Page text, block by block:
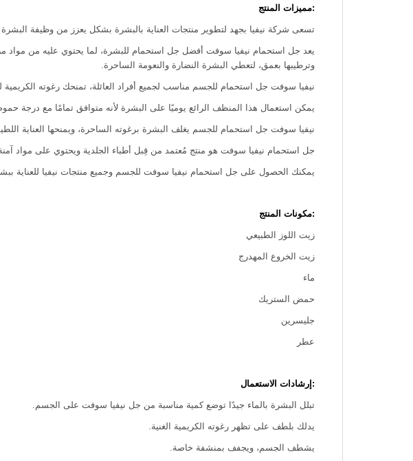
:مميزات المنتج
تسعى شركة نيفيا بجهد لتطوير منتجات العناية بالبشرة بشكل يعزز من وظيفة
يعد جل استحمام نيفيا سوفت أفضل جل استحمام للبشرة، لما يحتوي عليه من مواد
وترطيبها بعمق، لتعطي البشرة النضارة والنعومة الساحرة.
نيفيا سوفت جل استحمام للجسم مناسب لجميع أفراد العائلة، تمنحك رغوته الكريمية
يمكن استعمال هذا المنظف الرائع يوميًا على البشرة لأنه متوافق تمامًا مع درجة
نيفيا سوفت جل استحمام للجسم يغلف البشرة برغوته الساحرة، ويمنحها العناية
جل استحمام نيفيا سوفت هو منتج مُعتمد من قِبل أطباء الجلدية ويحتوي على مواد
يمكنك الحصول على جل استحمام نيفيا سوفت للجسم وجميع منتجات نيفيا للعناية
:مكونات المنتج
زيت اللوز الطبيعي
زيت الخروع المهدرج
ماء
حمض الستريك
جليسرين
عطر
:إرشادات الاستعمال
تبلل البشرة بالماء جيدًا توضع كمية مناسبة من جل نيفيا سوفت على الجسم.
يدلك بلطف على تظهر رغوته الكريمية الغنية.
يشطف الجسم، ويجفف بمنشفة خاصة.